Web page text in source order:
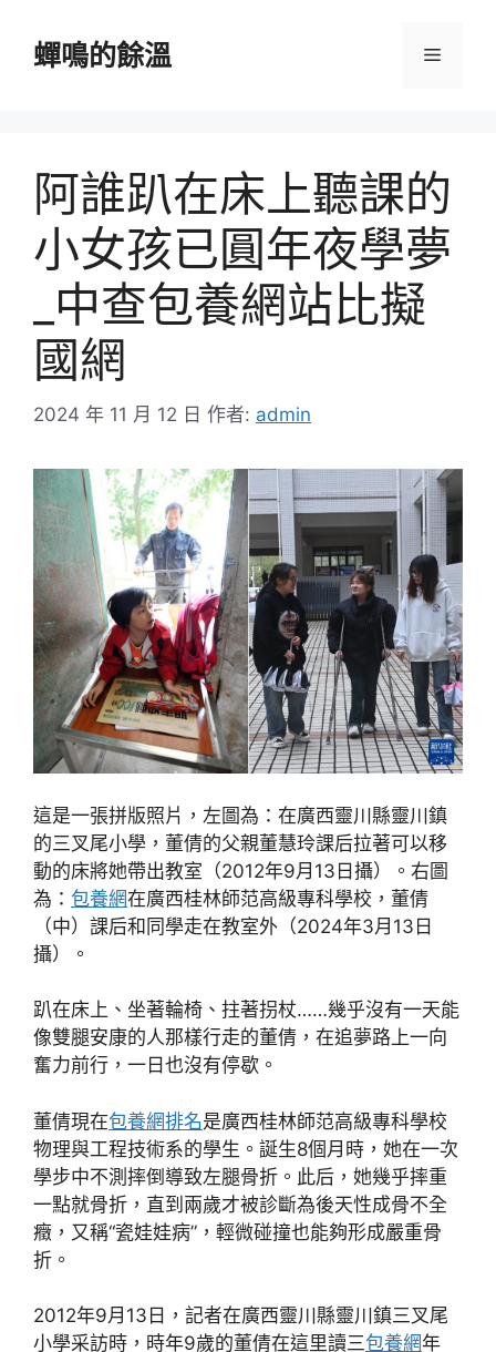
蟬鳴的餘溫 選
阿誰趴在床上聽課的
小女孩已圓年夜學夢
_中查包養網站比擬
國網
2024 年 11 月 12 日 作者: admin
這是一張拼版照片，左圖為：在廣西靈川縣靈川鎮
的三叉尾小學，董倩的父親董慧玲課后拉著可以移
動的床將她帶出教室（2012年9月13日攝）。右圖
為： 包養網在廣西桂林師范高級專科學校，董倩
（中）課后和同學走在教室外（2024年3月13日
攝）。
趴在床上、坐著輪椅、拄著拐杖……幾乎沒有一天能
像雙腿安康的人那樣行走的董倩，在追夢路上一向
奮力前行，一日也沒有停歇。
董倩現在包養網排名是廣西桂林師范高級專科學校
物理與工程技術系的學生。誕生8個月時，她在一次
學步中不測摔倒導致左腿骨折。此后，她幾乎摔重
一點就骨折，直到兩歲才被診斷為後天性成骨不全
癥，又稱“瓷娃娃病”，輕微碰撞也能夠形成嚴重骨
折。
2012年9月13日，記者在廣西靈川縣靈川鎮三叉尾
小學采訪時，時年9歲的董倩在這里讀三包養網年